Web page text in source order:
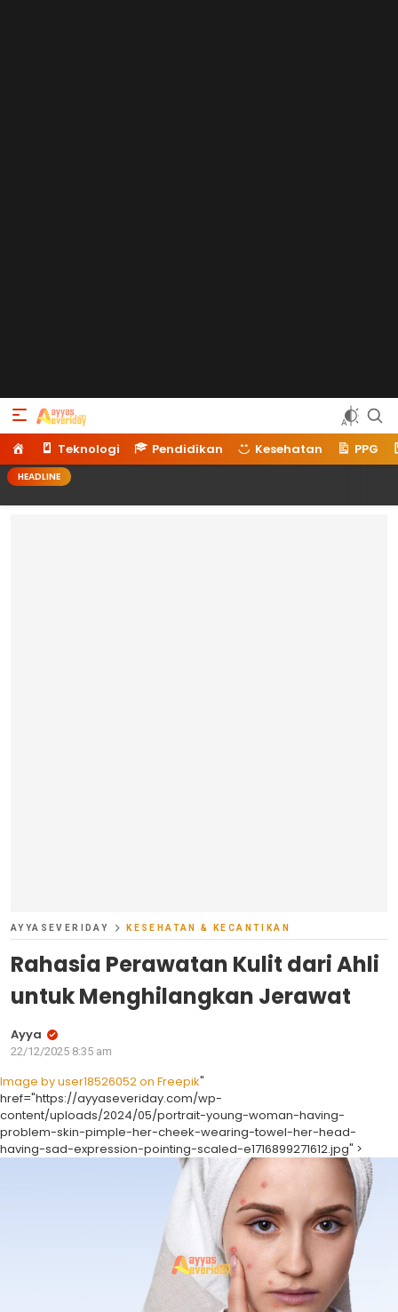
Ayyaseveriday
Beragam Informasi Hari Ini
HomeTeknologi Pendidikan Kesehatan PPG
HEADLINE
AYYASEVERIDAY KESEHATAN & KECANTIKAN
Rahasia Perawatan Kulit dari Ahli
untuk Menghilangkan Jerawat
Ayya
22/12/2025 8:35 am
Image by user18526052 on Freepik"
href="https://ayyaseveriday.com/wp-
content/uploads/2024/05/portrait-young-woman-having-
problem-skin-pimple-her-cheek-wearing-towel-her-head-
having-sad-expression-pointing-scaled-e1716899271612.jpg" >